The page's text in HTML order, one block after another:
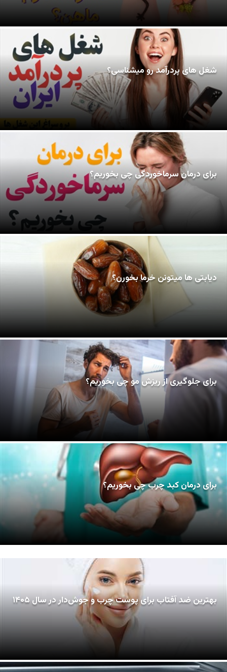
شغل های پردرآمد رو میشناسی؟
برای درمان سرماخوردگی چی بخوریم؟
دیابتی ها میتونن خرما بخورن؟
برای جلوگیری از ریزش مو چی بخوریم؟
برای درمان کبد چرب چی بخوریم؟
بهترین ضد آفتاب برای پوست چرب و جوش‌دار در سال ۱۴۰۵